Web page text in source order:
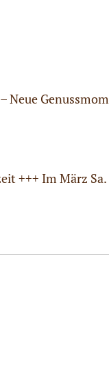
Neue
+++ Im März